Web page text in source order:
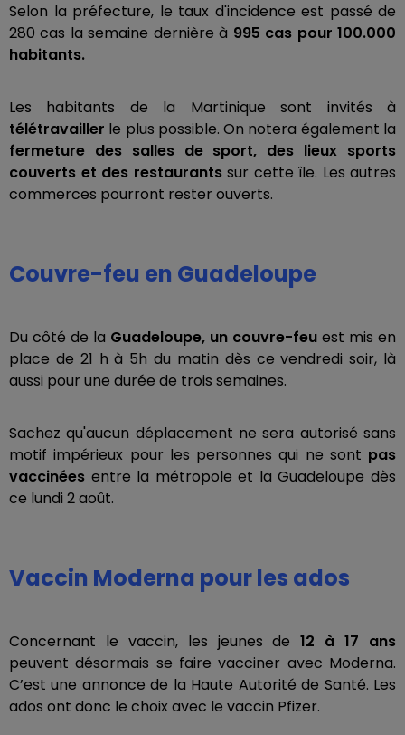
Selon la préfecture, le taux d'incidence est passé de
280 cas la semaine dernière à 995 cas pour 100.000
habitants.
Les habitants de la Martinique sont invités à
télétravailler le plus possible. On notera également la
fermeture des salles de sport, des lieux sports
couverts et des restaurantssur cette île. Les autres
commerces pourront rester ouverts.
Couvre-feu en Guadeloupe
Du côté de la Guadeloupe, un couvre-feu est mis en
place de 21 h à 5h du matin dès ce vendredi soir, là
aussi pour une durée de trois semaines.
Sachez qu'aucun déplacement ne sera autorisé sans
motif impérieux pour les personnes qui ne sont pas
vaccinées entre la métropole et la Guadeloupe dès
ce lundi 2 août.
Vaccin Moderna pour les ados
Concernant le vaccin, les jeunes de12 à 17 ans
peuvent désormais se faire vacciner avec Moderna.
C’est une annonce de la Haute Autorité de Santé. Les
ados ont donc le choix avec le vaccin Pfizer.